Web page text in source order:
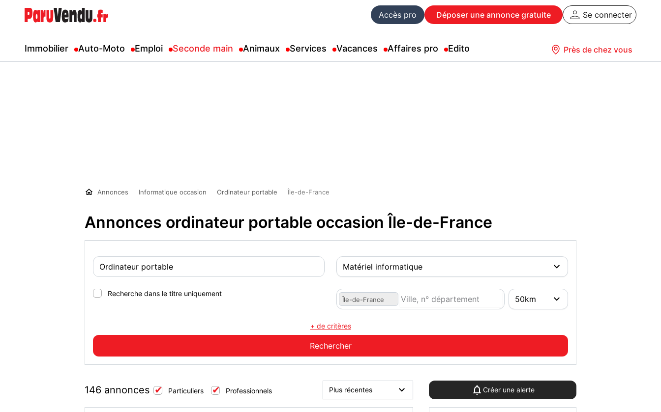
Accès pro Déposer une annonce gratuite Se connecter
Immobilier Auto-Moto Emploi Seconde main Animaux Services Vacances Affaires pro Edito Près de chez vous
Annonces Informatique occasion Ordinateur portable Île-de-France
Annonces ordinateur portable occasion Île-de-France
Recherche dans le titre uniquement
Île-de-France
+ de critères
146 annonces Particuliers Professionnels Créer une alerte